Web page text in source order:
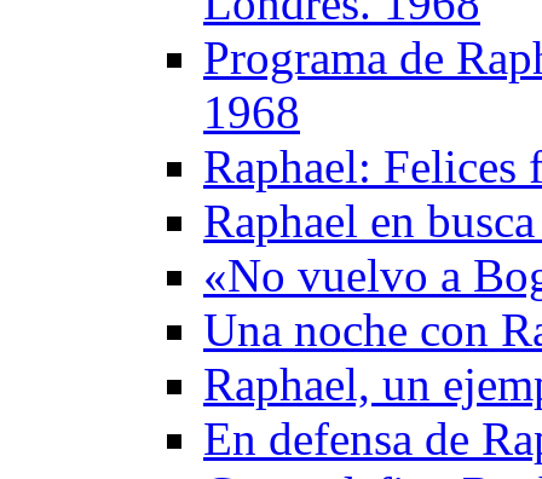
Programa de
1968
Raphael: Felices
Raphael en
«No vuelvo a
Una noche con
Raphael, un
En defensa de